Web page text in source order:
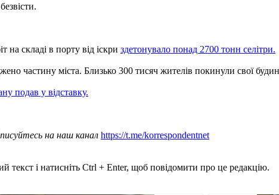
на складі в порту від іскри здетонувало понад 2700 тонн селітри.
частину міста. Близько 300 тисяч жителів покинули свої
подав у відставку.
на наш канал https://t.me/korrespondentnet
текст і натисніть Ctrl + Enter, щоб повідомити про це редакцію.